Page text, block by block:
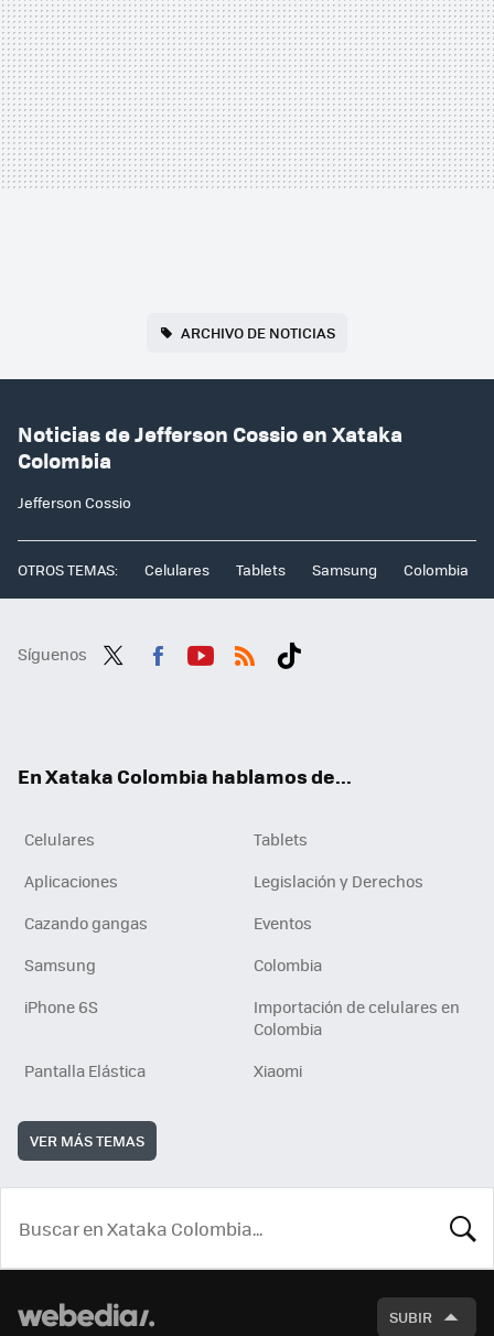
ARCHIVO DE NOTICIAS
Noticias de Jefferson Cossio en Xataka
Colombia
Jefferson Cossio
OTROS TEMAS: Celulares Tablets Samsung Colombia
Síguenos
En Xataka Colombia hablamos de...
Celulares
Tablets
Aplicaciones
Legislación y Derechos
Cazando gangas
Eventos
Samsung
Colombia
iPhone 6S
Importación de celulares en
Colombia
Pantalla Elástica
Xiaomi
VER MÁS TEMAS
SUBIR